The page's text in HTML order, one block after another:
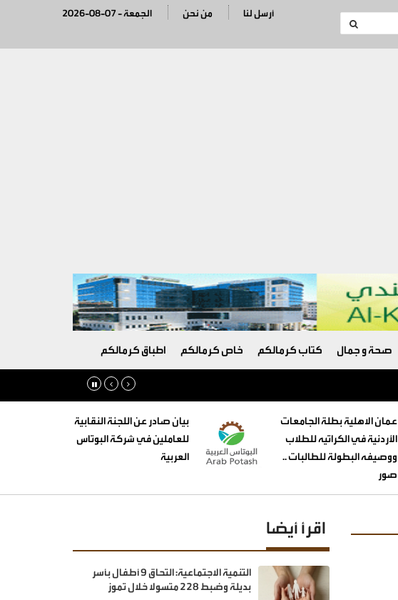
2026-08-07 - الجمعة من نحن أرسل لنا
صحة و جمال كتاب كرمالكم خاص كرمالكم اطباق كرمالكم
عمان الاهلية بطلة الجامعات
الأردنية في الكراتيه للطلاب
ووصيفه البطولة للطالبات ..
صور
بيان صادر عن اللجنة النقابية
للعاملين في شركة البوتاس
العربية
اقرأ أيضا
‏التنمية الاجتماعية: التحاق 9 أطفال بأسر
بديلة وضبط 228 متسولا خلال تموز